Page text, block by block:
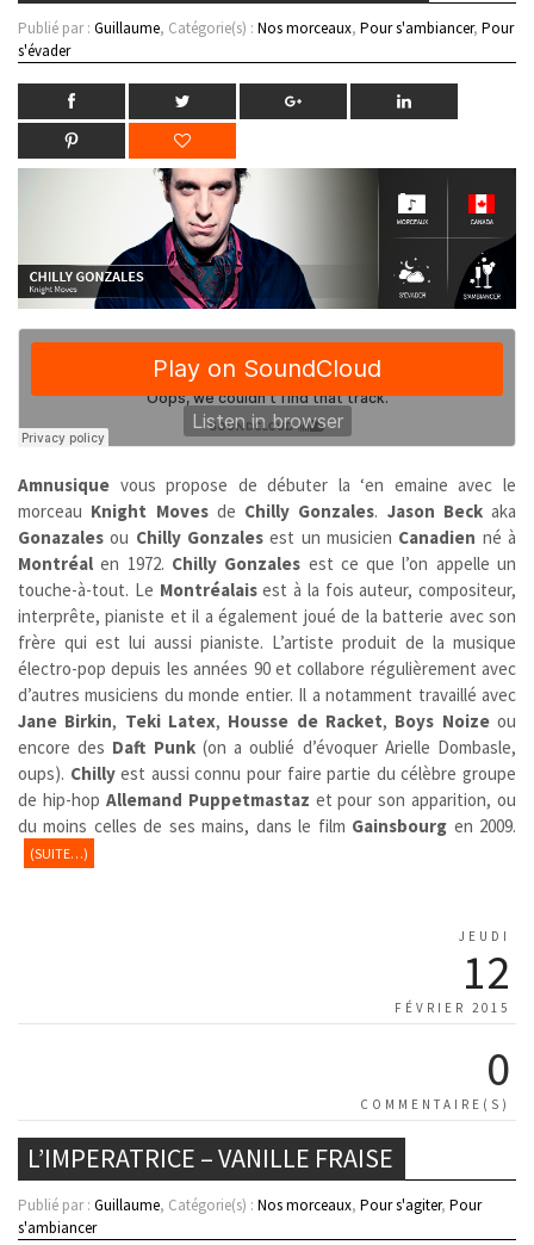
Publié par : Guillaume, Catégorie(s) : Nos morceaux, Pour s'ambiancer, Pour
s'évader
Amnusique vous propose de débuter la ‘en emaine avec le
morceau Knight Movesde Chilly Gonzales. Jason Beckaka
Gonazales ou Chilly Gonzales est un musicien Canadien né à
Montréal en 1972. Chilly Gonzales est ce que l’on appelle un
touche-à-tout. Le Montréalaisest à la fois auteur, compositeur,
interprête, pianiste et il a également joué de la batterie avec son
frère qui est lui aussi pianiste. L’artiste produit de la musique
électro-pop depuis les années 90 et collabore régulièrement avec
d’autres musiciens du monde entier. Il a notamment travaillé avec
Jane Birkin, Teki Latex, Housse de Racket, Boys Noizeou
encore des Daft Punk(on a oublié d’évoquer Arielle Dombasle,
oups). Chillyest aussi connu pour faire partie du célèbre groupe
de hip-hop Allemand Puppetmastaz et pour son apparition, ou
du moins celles de ses mains, dans le film Gainsbourg en 2009.
(SUITE…)
JEUDI
12
FÉVRIER 2015
0
COMMENTAIRE(S)
L’IMPERATRICE – VANILLE FRAISE
Publié par : Guillaume, Catégorie(s) : Nos morceaux, Pour s'agiter, Pour
s'ambiancer